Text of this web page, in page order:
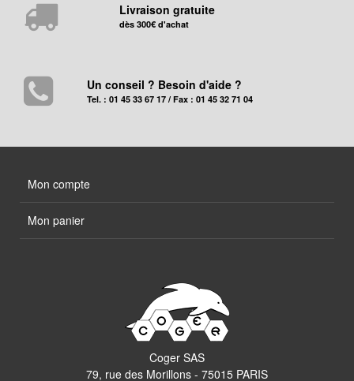
Livraison gratuite
dès 300€ d'achat
Un conseil ? Besoin d'aide ?
Tel. : 01 45 33 67 17 / Fax : 01 45 32 71 04
Mon compte
Mon panier
Coger SAS
79, rue des Morillons - 75015 PARIS